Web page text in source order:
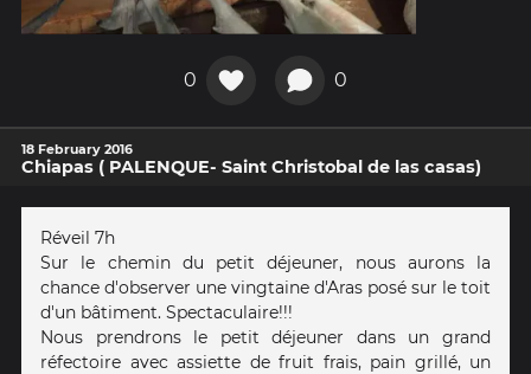
0 0
18 February 2016
Chiapas ( PALENQUE- Saint Christobal de las casas)
Réveil 7h
Sur le chemin du petit déjeuner, nous aurons la
chance d'observer une vingtaine d'Aras posé sur le toit
d'un bâtiment. Spectaculaire!!!
Nous prendrons le petit déjeuner dans un grand
réfectoire avec assiette de fruit frais, pain grillé, un